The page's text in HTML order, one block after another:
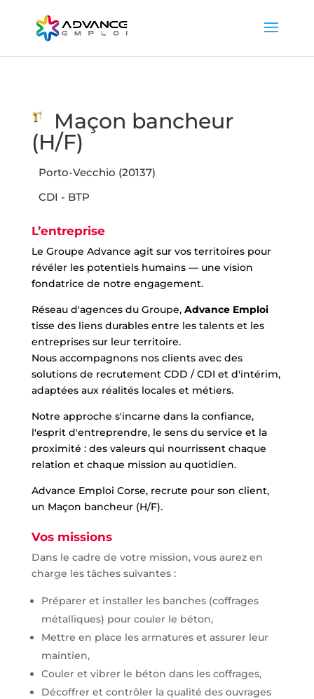
Maçon bancheur
(H/F)
Porto-Vecchio (20137)
CDI - BTP
L’entreprise
Le Groupe Advance agit sur vos territoires pour
révéler les potentiels humains — une vision
fondatrice de notre engagement.
Réseau d'agences du Groupe, Advance Emploi
tisse des liens durables entre les talents et les
entreprises sur leur territoire.
Nous accompagnons nos clients avec des
solutions de recrutement CDD / CDI et d'intérim,
adaptées aux réalités locales et métiers.
Notre approche s'incarne dans la confiance,
l'esprit d'entreprendre, le sens du service et la
proximité : des valeurs qui nourrissent chaque
relation et chaque mission au quotidien.
Advance Emploi Corse, recrute pour son client,
un Maçon bancheur (H/F).
Vos missions
Dans le cadre de votre mission, vous aurez en
charge les tâches suivantes :
Préparer et installer les banches (coffrages
métalliques) pour couler le béton,
Mettre en place les armatures et assurer leur
maintien,
Couler et vibrer le béton dans les coffrages,
Décoffrer et contrôler la qualité des ouvrages